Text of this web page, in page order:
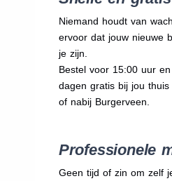
Niemand houdt van
ervoor dat jouw nieuwe
je zijn.
Bestel voor 15:00 uur
dagen gratis bij jou
of nabij Burgerveen.
Professionele
Geen tijd of zin om zelf